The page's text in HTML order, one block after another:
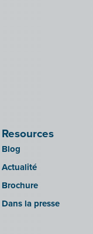
Resources
Blog
Actualité
Brochure
Dans la presse